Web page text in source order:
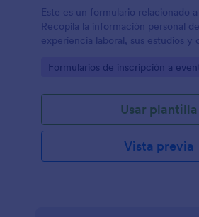
Este es un formulario relacionado
Recopila la información personal
experiencia laboral, sus estudios y
relacionados de contabilidad,
Go to Category:
Formularios de inscripción a
Usar plantilla
Vista previa